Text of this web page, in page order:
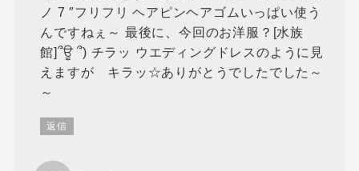
ノ 7 ″フリフリ ヘアピンヘアゴムいっぱい使う
んですねぇ～ 最後に、今回のお洋服？[水族
館]՞ਊ ՞) チラッ ウエディングドレスのように見
えますが キラッ☆ありがとうでしたでした～
～
返信